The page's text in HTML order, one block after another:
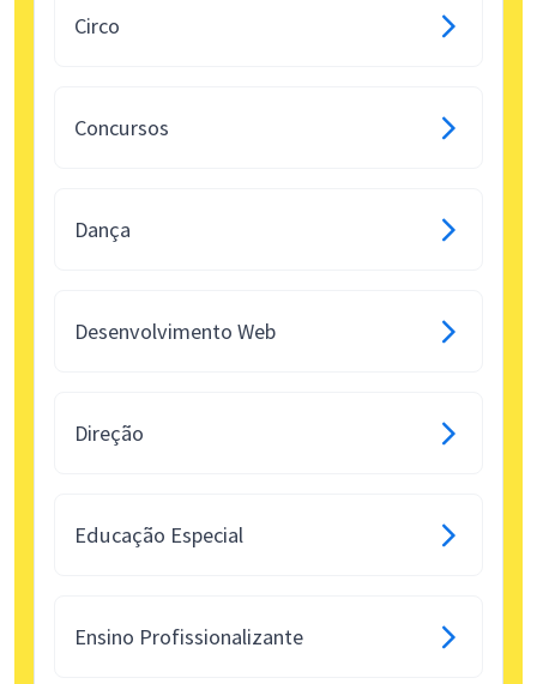
Circo
Concursos
Dança
Desenvolvimento Web
Direção
Educação Especial
Ensino Profissionalizante